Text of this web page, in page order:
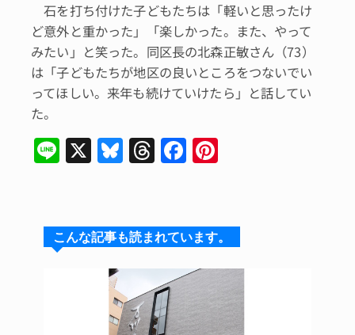
石を打ち付けた子どもたちは「軽いと思ったけ
ど意外と重かった」「楽しかった。また、やって
みたい」と笑った。同区長の北森正敏さん（73）
は「子どもたちが地区の良いところをつないでい
ってほしい。来年も続けていけたら」と話してい
た。
Li X Bl
s
k
y
T
a
d
s
F
e
b
o
o
re
st
こんな記事も読まれています。